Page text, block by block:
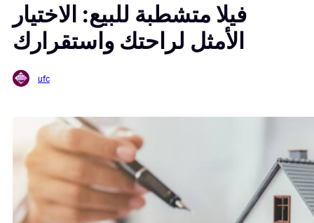
فيلا متشطبة للبيع: الاختيار
الأمثل لراحتك واستقرارك
ufc